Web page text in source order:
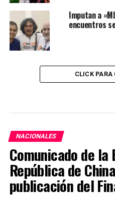
Imputan a
encuentros
CLICK PARA
NACIONALES
Comunicado de la
República de
publicación del